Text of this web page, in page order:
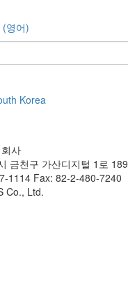
(영어)
Korea
사
금천구 가산디지털 1로 189
1114 Fax: 82-2-480-7240
Co., Ltd.